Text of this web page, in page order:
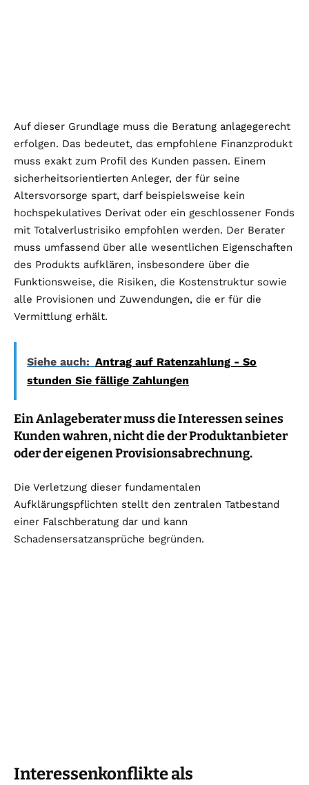
Auf dieser Grundlage muss die Beratung anlagegerecht
erfolgen. Das bedeutet, das empfohlene Finanzprodukt
muss exakt zum Profil des Kunden passen. Einem
sicherheitsorientierten Anleger, der für seine
Altersvorsorge spart, darf beispielsweise kein
hochspekulatives Derivat oder ein geschlossener Fonds
mit Totalverlustrisiko empfohlen werden. Der Berater
muss umfassend über alle wesentlichen Eigenschaften
des Produkts aufklären, insbesondere über die
Funktionsweise, die Risiken, die Kostenstruktur sowie
alle Provisionen und Zuwendungen, die er für die
Vermittlung erhält.
Siehe auch: Antrag auf Ratenzahlung - So
stunden Sie fällige Zahlungen
Ein Anlageberater muss die Interessen seines
Kunden wahren, nicht die der Produktanbieter
oder der eigenen Provisionsabrechnung.
Die Verletzung dieser fundamentalen
Aufklärungspflichten stellt den zentralen Tatbestand
einer Falschberatung dar und kann
Schadensersatzansprüche begründen.
Interessenkonflikte als